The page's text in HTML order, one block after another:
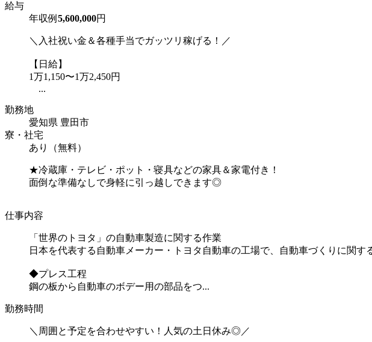
給与
年収例 5,600,000円
＼入社祝い金＆各種手当でガッツリ稼げる！／
【日給】
1万1,150〜1万2,450円
...
勤務地
愛知県 豊田市
寮・社宅
あり（無料）
★冷蔵庫・テレビ・ポット・寝具などの家具＆家電付き！
面倒な準備なしで身軽に引っ越しできます◎
仕事内容
「世界のトヨタ」の自動車製造に関する作業
日本を代表する自動車メーカー・トヨタ自動車の工場で、自動車づくりに関
◆プレス工程
鋼の板から自動車のボデー用の部品をつ...
勤務時間
＼周囲と予定を合わせやすい！人気の土日休み◎／